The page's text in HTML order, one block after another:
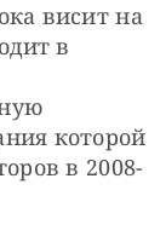
висит на
в
которой
в 2008-